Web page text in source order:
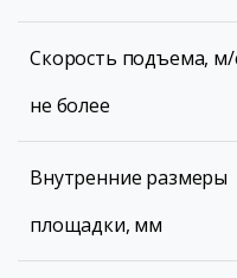
Скорость подъема, м/
не более
Внутренние размеры
площадки, мм